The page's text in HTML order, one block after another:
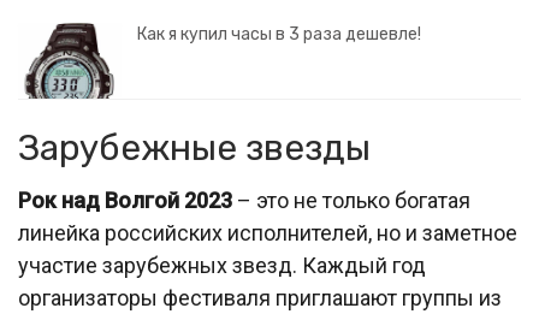
Как я купил часы в 3 раза дешевле!
Зарубежные звезды
Рок над Волгой 2023 – это не только богатая
линейка российских исполнителей, но и заметное
участие зарубежных звезд. Каждый год
организаторы фестиваля приглашают группы из